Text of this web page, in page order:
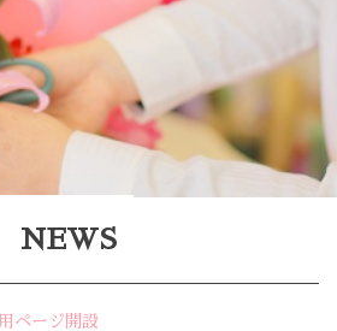
NEWS
ページ開設